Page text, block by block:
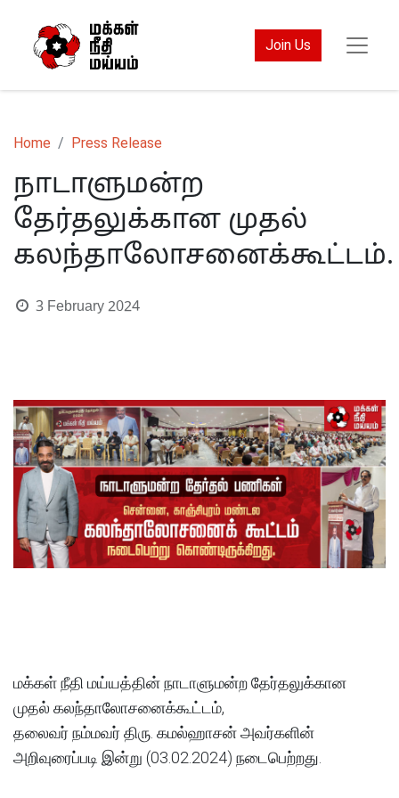
Join Us
Home Press Release
நாடாளுமன்ற
தேர்தலுக்கான முதல்
கலந்தாலோசனைக்கூட்டம்.
3 February 2024
மக்கள் நீதி மய்யத்தின் நாடாளுமன்ற தேர்தலுக்கான
முதல் கலந்தாலோசனைக்கூட்டம்,
தலைவர் நம்மவர் திரு. கமல்ஹாசன் அவர்களின்
அறிவுரைப்படி இன்று (03.02.2024) நடைபெற்றது.